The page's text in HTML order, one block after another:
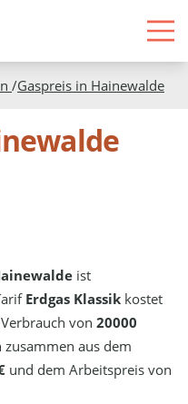
/Gaspreis in Hainewalde
ist
Erdgas Klassik kostet
von20000
zusammen aus dem
und dem Arbeitspreis von